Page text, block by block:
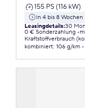
155 PS (116 kW)
in 4 bis 8 Wochen
Leasingdetails:30
0 € Sonderzahlung
Kraftstoffverbrauch
kombiniert: 106 g/km